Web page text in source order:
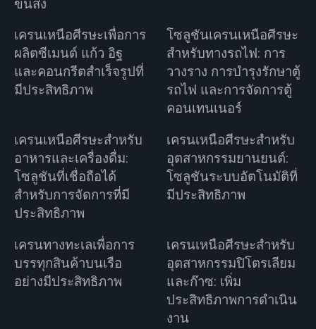
ขนส่ง
เครนเหนือศีรษะเพื่อการ
ผลิตซีเมนต์ แก้ว อิฐ
และคอนกรีตสำเร็จรูปที่
มีประสิทธิภาพ
โซลูชันเครนเหนือศีรษะ
สำหรับทางรถไฟ: การ
วางราง การบำรุงรักษาตู้
รถไฟ และการจัดการตู้
คอนเทนเนอร์
เครนเหนือศีรษะสำหรับ
อาหารและเครื่องดื่ม:
โซลูชันที่เชื่อถือได้
สำหรับการจัดการที่มี
ประสิทธิภาพ
เครนเหนือศีรษะสำหรับ
อุตสาหกรรมยานยนต์:
โซลูชันระบบอัตโนมัติที่
มีประสิทธิภาพ
เครนทางทะเลเพื่อการ
บรรทุกสินค้าบนเรือ
อย่างมีประสิทธิภาพ
เครนเหนือศีรษะสำหรับ
อุตสาหกรรมปิโตรเลียม
และก๊าซ: เพิ่ม
ประสิทธิภาพการดำเนิน
งาน